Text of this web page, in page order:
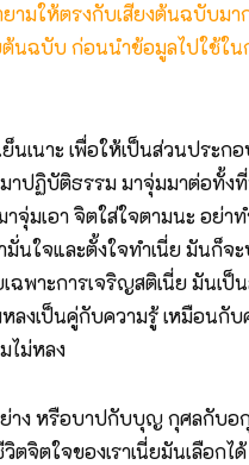
ามให้ตรงกับเสียงต้นฉบับม
นฉบับ ก่อนนำข้อมูลไปใช้ใน
าะ เพื่อให้เป็นส่วนประกอ
าปฏิบัติธรรม มาจุ่มมาต่อทั้ง
าจุ่มเอา จิตใส่ใจตามนะ อย่า
มั่นใจและตั้งใจทำเนี่ย มันก็จ
พาะการเจริญสติเนี่ย มันเป็
ลงเป็นคู่กับความรู้ เหมือนกั
ไม่หลง
หรือบาปกับบุญ กุศลกับอกุ
ตจิตใจของเราเนี่ยมันเลือกไ